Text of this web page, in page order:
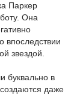
Паркер
Она
впоследствии
звездой.
буквально в
даже